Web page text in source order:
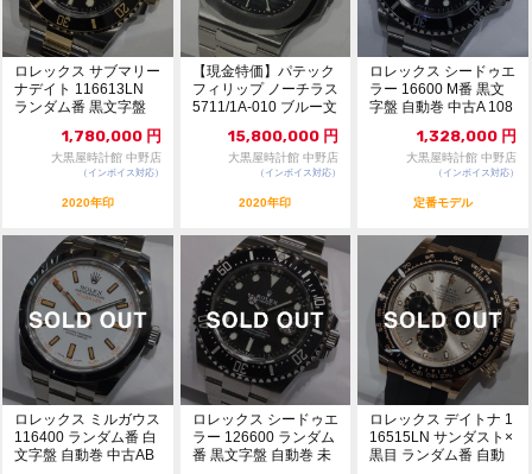
ロレックス サブマリー
ナデイト 116613LN
ランダム番 黒文字盤
1,780,000 円
大黒屋時計館 中野店
（インボイス対応）
2020年印
【現金特価】パテック
フィリップ ノーチラス
5711/1A-010 ブルー文
15,800,000 円
大黒屋時計館 中野店
（インボイス対応）
2020年印
ロレックス シードゥエ
ラー 16600 M番 黒文
字盤 自動巻 中古A 108
1,328,000 円
大黒屋時計館 中野店
（インボイス対応）
定番モデル
ロレックス ミルガウス
116400 ランダム番 白
文字盤 自動巻 中古AB
ロレックス シードゥエ
ラー 126600 ランダム
番 黒文字盤 自動巻 未
ロレックス デイトナ 1
16515LN サンダスト×
黒目 ランダム番 自動